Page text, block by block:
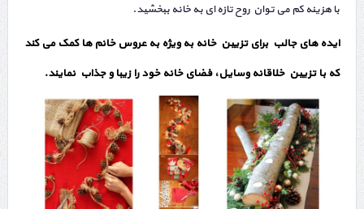
با هزینه کم می توان روح تازه ای به خانه ببخشید.
ایده های جالب برای تزیین خانه به ویژه به عروس خانم ها کمک می کند
که با تزیین خلاقانه وسایل، فضای خانه خود را زیبا و جذاب نمایند.